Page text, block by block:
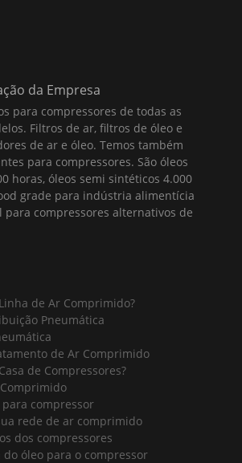
da Empresa
para compressores de todas as
Filtros de ar, filtros de óleo e
de ar e óleo. Temos também
para compressores. São óleos
horas, óleos semi sintéticos 4.000
grade para indústria alimentícia
para compressores alternativos de
de Ar Comprimido?
Pneumática
de Ar Comprimido
de Compressores?
compressor
rede de ar comprimido
dos compressores
óleo para o compressor